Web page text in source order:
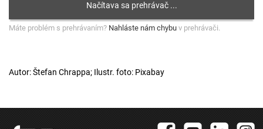
Máte problém s prehrávaním? Nahláste nám chybu v prehrávači.
Autor: Štefan Chrappa; Ilustr. foto: Pixabay